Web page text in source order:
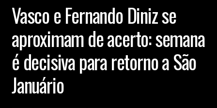
Vasco e Fernando Diniz se
aproximam de acerto: semana
é decisiva para retorno a São
Januário